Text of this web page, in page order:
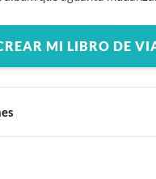
MI LIBRO DE
diseños de portada